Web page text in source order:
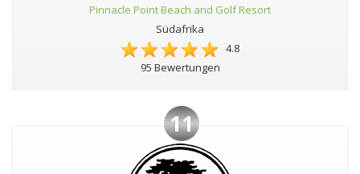
Pinnacle Point Beach and Golf Resort
Südafrika
4.8
95 Bewertungen
11